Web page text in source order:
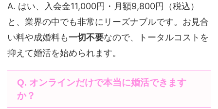
A. はい、入会金11,000円・月額9,800円（税込）
と、業界の中でも非常にリーズナブルです。お見合
い料や成婚料も一切不要なので、トータルコストを
抑えて婚活を始められます。
Q. オンラインだけで本当に婚活できます
か？